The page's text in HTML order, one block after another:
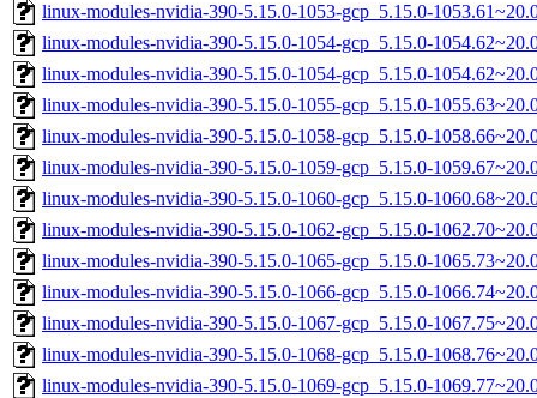
linux-modules-nvidia-390-5.15.0-1053-gcp_5.15.0-
linux-modules-nvidia-390-5.15.0-1054-gcp_5.15.0-
linux-modules-nvidia-390-5.15.0-1054-gcp_5.15.0-
linux-modules-nvidia-390-5.15.0-1055-gcp_5.15.0-
linux-modules-nvidia-390-5.15.0-1058-gcp_5.15.0-
linux-modules-nvidia-390-5.15.0-1059-gcp_5.15.0-
linux-modules-nvidia-390-5.15.0-1060-gcp_5.15.0-
linux-modules-nvidia-390-5.15.0-1062-gcp_5.15.0-
linux-modules-nvidia-390-5.15.0-1065-gcp_5.15.0-
linux-modules-nvidia-390-5.15.0-1066-gcp_5.15.0-
linux-modules-nvidia-390-5.15.0-1067-gcp_5.15.0-
linux-modules-nvidia-390-5.15.0-1068-gcp_5.15.0-
linux-modules-nvidia-390-5.15.0-1069-gcp_5.15.0-